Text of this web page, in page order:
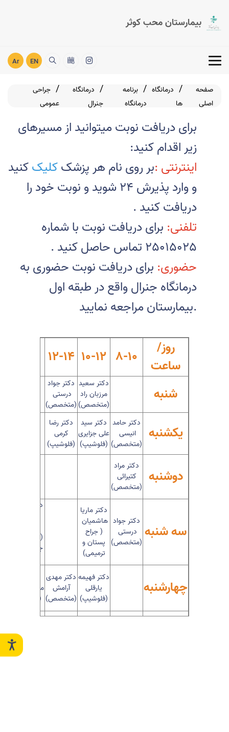
بیمارستان محب کوثر
EN
Ar
صفحه
اصلی
درمانگاه
ها
برنامه
درمانگاه
درمانگاه
جنرال
جراحی
عمومی
برای دریافت نوبت میتوانید از مسیرهای
زیر اقدام کنید:
اینترنتی :بر روی نام هر پزشککلیککنید
و وارد پذیرش 24 شوید و نوبت خود را
دریافت کنید .
تلفنی: برای دریافت نوبت با شماره
25015025 تماس حاصل کنید
.
حضوری: برای دریافت نوبت حضوری به
درمانگاه جنرال واقع در طبقه اول
بیمارستان مراجعه نمایید.
روز/
ساعت
8-10
10-12
12-14
شنبه
دکتر سعید
مرزبان راد
(متخصص)
دکتر جواد
درستی
(متخصص)
یکشنبه
دکتر حامد
انیسی
(متخصص)
دکتر سید
علی جزایری
(فلوشیپ)
دکتر رضا
کرمی
(فلوشیپ)
دوشنبه
دکتر مراد
کتیرائی
(متخصص)
سه شنبه
دکتر جواد
درستی
(متخصص)
دکتر ماریا
هاشمیان
( جراح
پستان و
ترمیمی)
دکتر مسعود
(متخصص)/
جراح عروق و
چهارشنبه
دکتر فهیمه
یارقلی
(فلوشیپ)
دکتر مهدی
آرامش
(متخصص)
محمدحسینی
(متخصص)